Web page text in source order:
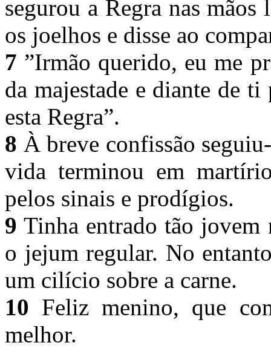
segurou a Regra nas
os joelhos e disse ao
7 ”Irmão querido, eu me
da majestade e diante de
esta Regra”.
8 À breve confissão
vida terminou em
pelos sinais e prodígios.
9 Tinha entrado tão jovem
o jejum regular. No
um cilício sobre a carne.
10 Feliz menino, que
melhor.